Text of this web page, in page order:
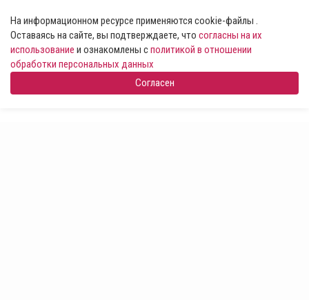
На информационном ресурсе применяются cookie-файлы .
Оставаясь на сайте, вы подтверждаете, что согласны на их
использование и ознакомлены сполитикой в отношении
обработки персональных данных
Согласен